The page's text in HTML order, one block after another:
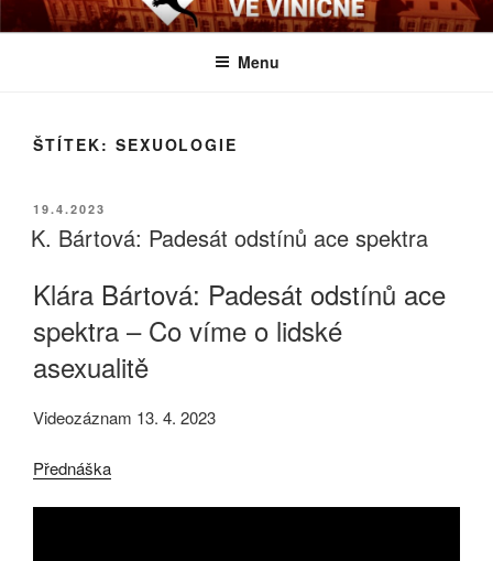
k
BIOLOGICKÉ ČTVRTKY VE
Určeno všem zájemcům o evoluci a obecnější biologická témata
Menu
ŠTÍTEK: SEXUOLOGIE
PUBLIKOVÁNO
19.4.2023
K. Bártová: Padesát odstínů ace spektra
Klára Bártová: Padesát odstínů ace
spektra – Co víme o lidské
asexualitě
Videozáznam 13. 4. 2023
Přednáška